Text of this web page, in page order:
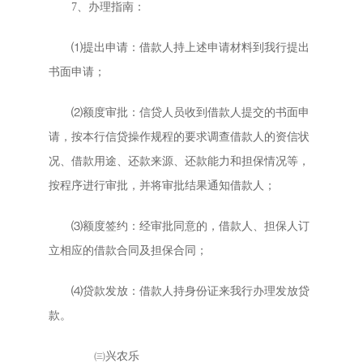
7、办理指南：
⑴提出申请：借款人持上述申请材料到我行提出
书面申请；
⑵额度审批：信贷人员收到借款人提交的书面申
请，按本行信贷操作规程的要求调查借款人的资信状
况、借款用途、还款来源、还款能力和担保情况等，
按程序进行审批，并将审批结果通知借款人；
⑶额度签约：经审批同意的，借款人、担保人订
立相应的借款合同及担保合同；
⑷贷款发放：借款人持身份证来我行办理发放贷
款。
㈢兴农乐